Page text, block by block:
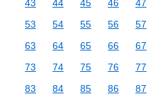
43
44 45 46 47
53
54 55 56 57
63
64 65 66 67
73
74 75 76 77
83
84 85 86 87